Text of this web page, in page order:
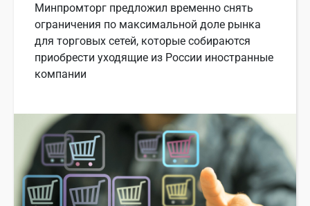
Минпромторг предложил временно снять
ограничения по максимальной доле рынка
для торговых сетей, которые собираются
приобрести уходящие из России иностранные
компании